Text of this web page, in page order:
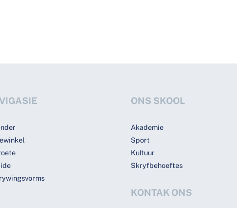
ONS SKOOL
Akademie
Sport
Kultuur
Skryfbehoeftes
KONTAK ONS